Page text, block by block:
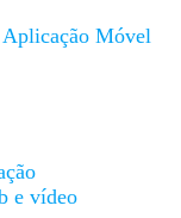
Móvel
e vídeo